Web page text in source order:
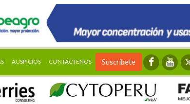
AUSPICIOS CONTÁCTENOS Suscríbete